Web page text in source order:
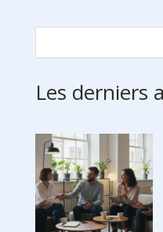
Les derniers